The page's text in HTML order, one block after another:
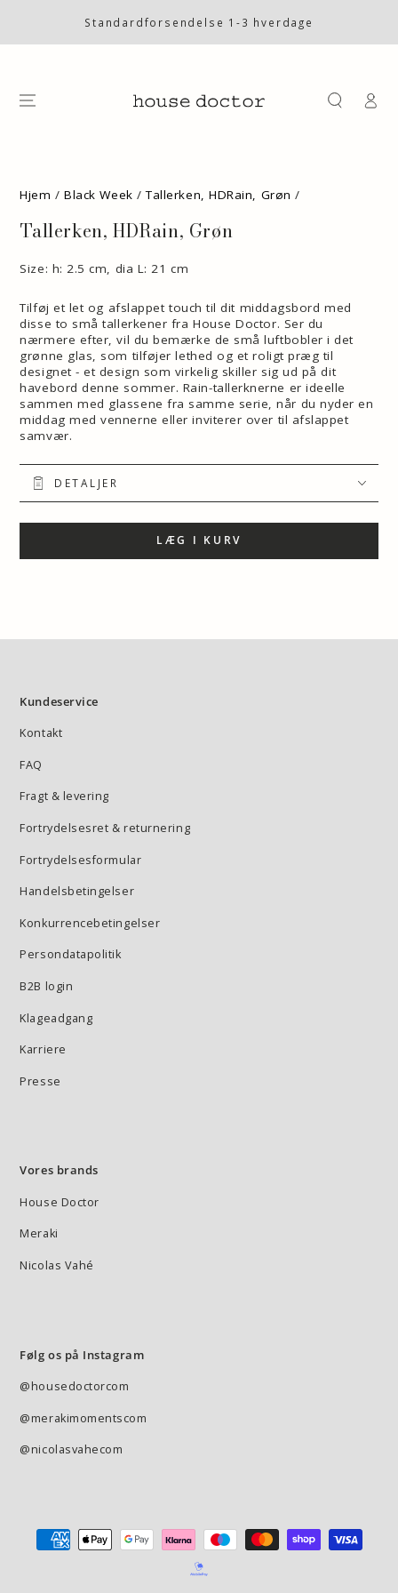
Standardforsendelse 1-3 hverdage
på
Hjem / Black Week / Tallerken, HDRain, Grøn /
Tallerken, HDRain, Grøn
Size: h: 2.5 cm, dia L: 21 cm
Tilføj et let og afslappet touch til dit middagsbord med
disse to små tallerkener fra House Doctor. Ser du
nærmere efter, vil du bemærke de små luftbobler i det
grønne glas, som tilføjer lethed og et roligt præg til
designet - et design som virkelig skiller sig ud på dit
havebord denne sommer. Rain-tallerknerne er ideelle
sammen med glassene fra samme serie, når du nyder en
middag med vennerne eller inviterer over til afslappet
samvær.
DETALJER
LÆG I KURV
Kundeservice
Kontakt
FAQ
Fragt & levering
Fortrydelsesret & returnering
Fortrydelsesformular
Handelsbetingelser
Konkurrencebetingelser
Persondatapolitik
B2B login
Klageadgang
Karriere
Presse
Vores brands
House Doctor
Meraki
Nicolas Vahé
Følg os på Instagram
@housedoctorcom
@merakimomentscom
@nicolasvahecom
Betalingsmetode